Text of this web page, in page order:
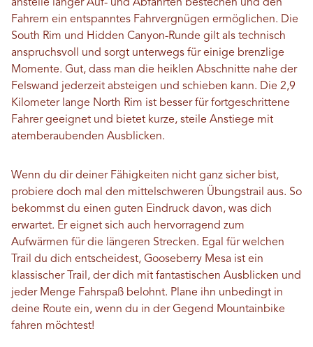
anstelle langer Auf- und Abfahrten bestechen und den
Fahrern ein entspanntes Fahrvergnügen ermöglichen. Die
South Rim und Hidden Canyon-Runde gilt als technisch
anspruchsvoll und sorgt unterwegs für einige brenzlige
Momente. Gut, dass man die heiklen Abschnitte nahe der
Felswand jederzeit absteigen und schieben kann. Die 2,9
Kilometer lange North Rim ist besser für fortgeschrittene
Fahrer geeignet und bietet kurze, steile Anstiege mit
atemberaubenden Ausblicken.
Wenn du dir deiner Fähigkeiten nicht ganz sicher bist,
probiere doch mal den mittelschweren Übungstrail aus. So
bekommst du einen guten Eindruck davon, was dich
erwartet. Er eignet sich auch hervorragend zum
Aufwärmen für die längeren Strecken. Egal für welchen
Trail du dich entscheidest, Gooseberry Mesa ist ein
klassischer Trail, der dich mit fantastischen Ausblicken und
jeder Menge Fahrspaß belohnt. Plane ihn unbedingt in
deine Route ein, wenn du in der Gegend Mountainbike
fahren möchtest!